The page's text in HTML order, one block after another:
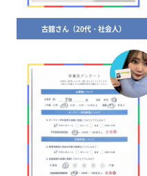
古舘さん（20代・社会人）